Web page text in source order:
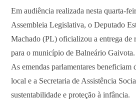
Em audiência realizada nesta quarta-
Assembleia Legislativa, o Deputado
Machado (PL) oficializou a entrega de
para o município de Balneário Gaivota.
As emendas parlamentares beneficiam
local e a Secretaria de Assistência
sustentabilidade e proteção à infância.